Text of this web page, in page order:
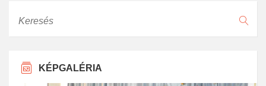
KÉPGALÉRIA